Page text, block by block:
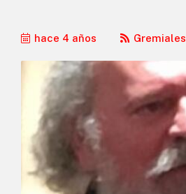
hace 4 años Gremiales